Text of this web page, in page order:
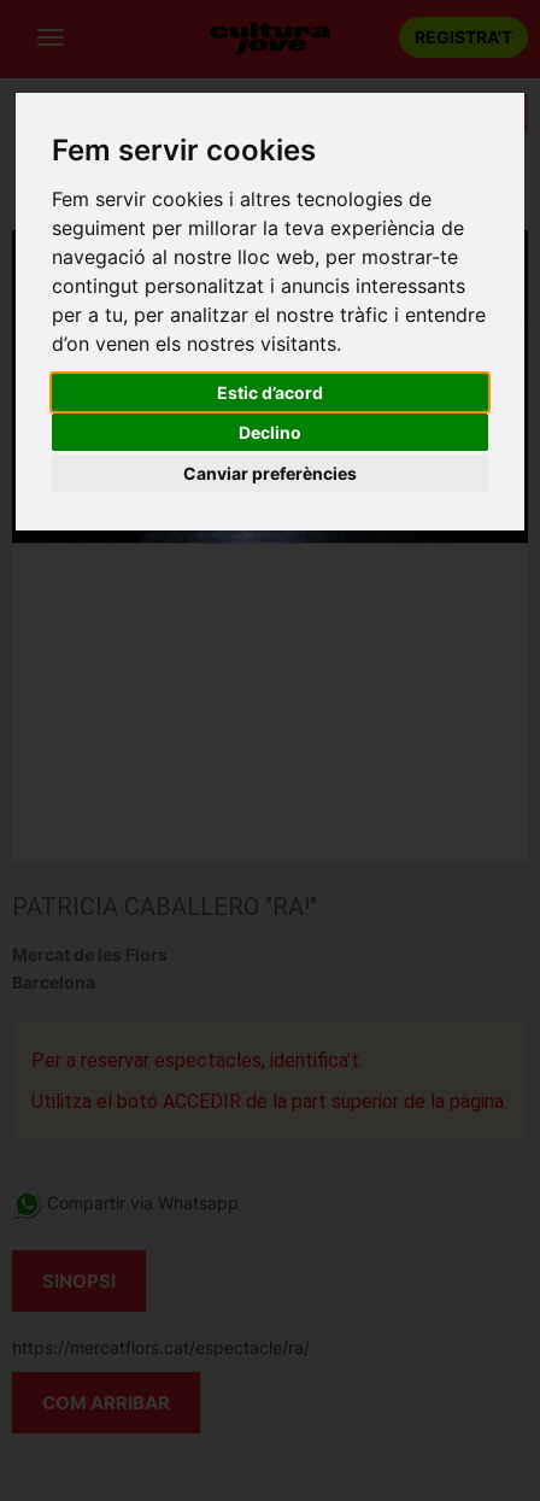
Fem servir cookies
Fem servir cookies i altres tecnologies de
seguiment per millorar la teva experiència de
navegació al nostre lloc web, per mostrar-te
contingut personalitzat i anuncis interessants
per a tu, per analitzar el nostre tràfic i entendre
d’on venen els nostres visitants.
Estic d’acord
Declino
Canviar preferències
REGISTRA'T
PATRICIA CABALLERO "RA!"
PATRICIA CABALLERO "RA!"
Mercat de les Flors
Barcelona
Per a reservar espectacles, identifica't.
Utilitza el botó ACCEDIR de la part superior de la pàgina.
Compartir via Whatsapp
SINOPSI
https://mercatflors.cat/espectacle/ra/
COM ARRIBAR